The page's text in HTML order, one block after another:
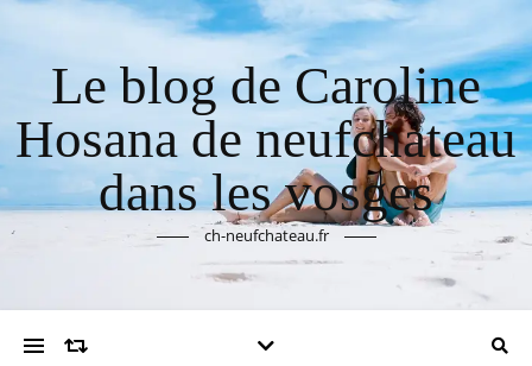
Le blog de Caroline
Hosana de neufchateau
dans les vosges
ch-neufchateau.fr